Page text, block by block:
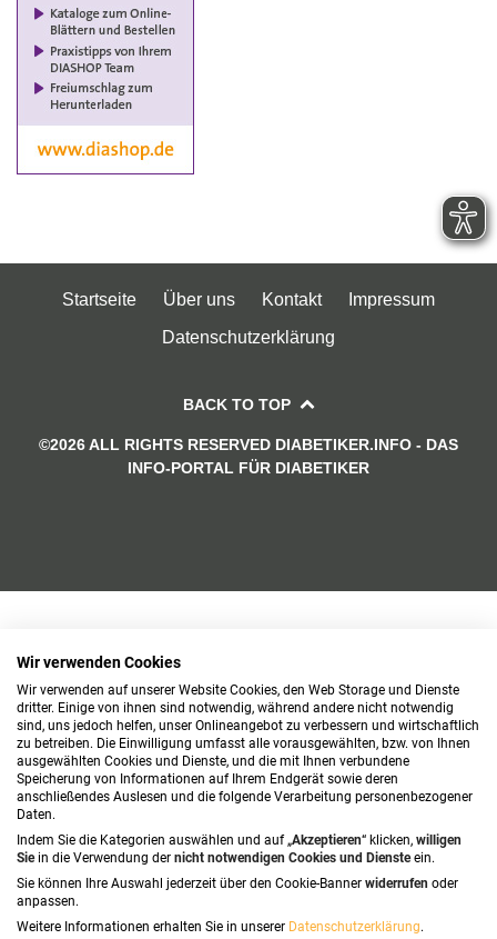
Startseite Über uns Kontakt
Impressum
Datenschutzerklärung
BACK TO TOP
©2026 ALL RIGHTS RESERVED DIABETIKER.INFO - DAS
INFO-PORTAL FÜR DIABETIKER
Wir verwenden Cookies
Wir verwenden auf unserer Website Cookies, den Web Storage und Dienste
dritter. Einige von ihnen sind notwendig, während andere nicht notwendig
sind, uns jedoch helfen, unser Onlineangebot zu verbessern und wirtschaftlich
zu betreiben. Die Einwilligung umfasst alle vorausgewählten, bzw. von Ihnen
ausgewählten Cookies und Dienste, und die mit Ihnen verbundene
Speicherung von Informationen auf Ihrem Endgerät sowie deren
anschließendes Auslesen und die folgende Verarbeitung personenbezogener
Daten.
Indem Sie die Kategorien auswählen und auf „Akzeptieren“ klicken, willigen
Sie in die Verwendung der nicht notwendigen Cookies und Diensteein.
Sie können Ihre Auswahl jederzeit über den Cookie-Banner widerrufen oder
anpassen.
Weitere Informationen erhalten Sie in unserer Datenschutzerklärung.